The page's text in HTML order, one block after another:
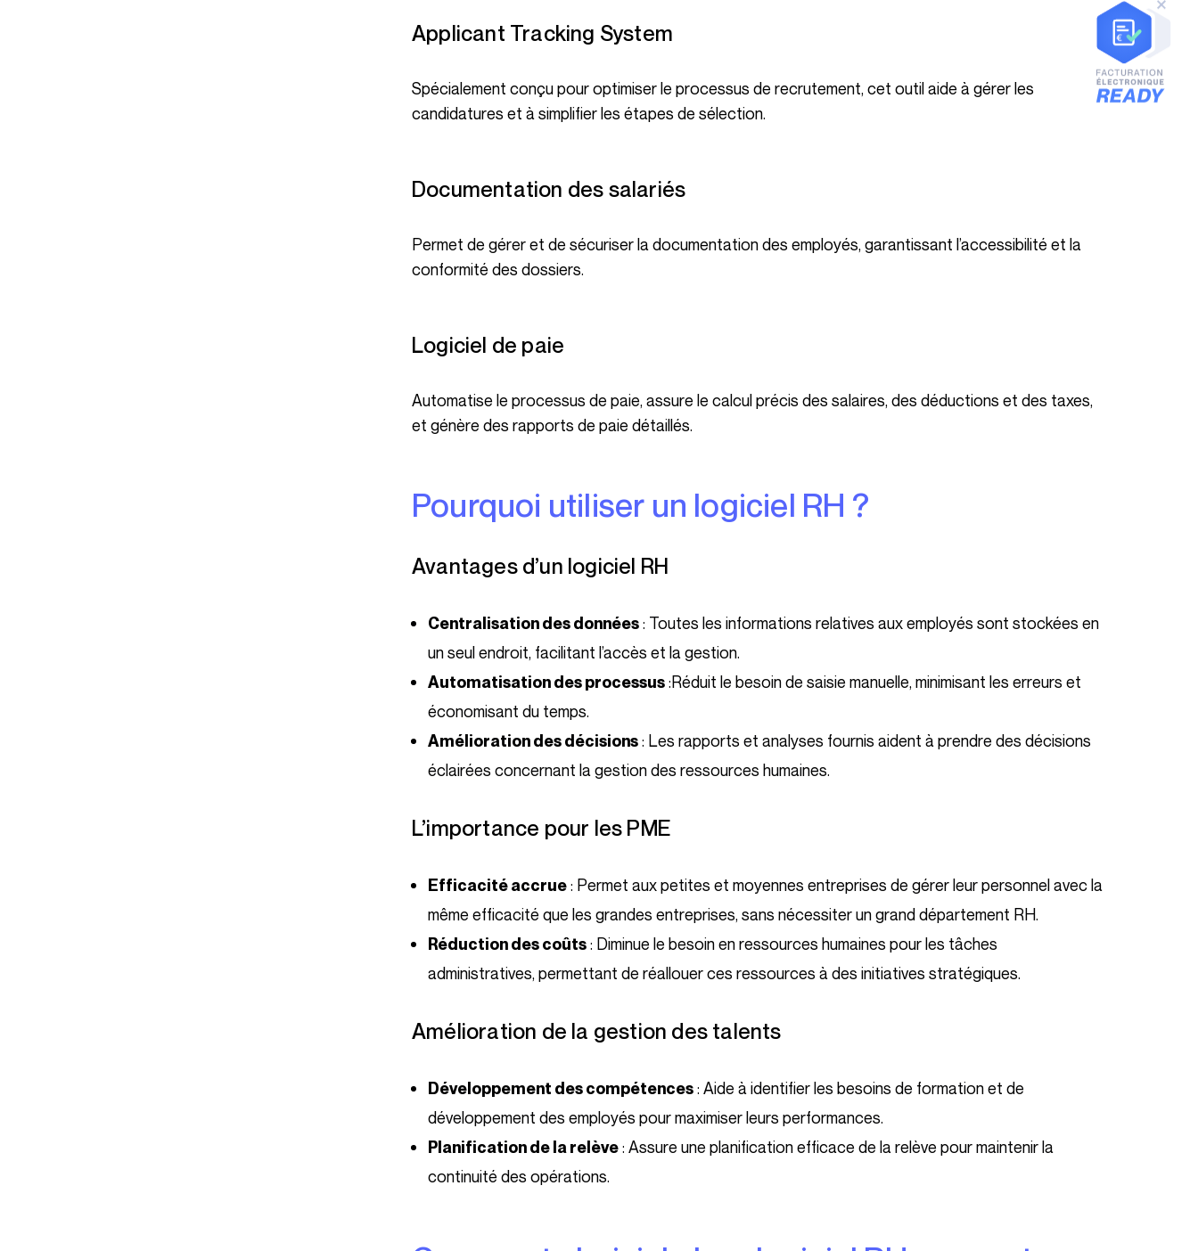
Applicant Tracking System
Spécialement conçu pour optimiser le processus de recrutement, cet outil aide à gérer les
candidatures et à simplifier les étapes de sélection.
Documentation des salariés
Permet de gérer et de sécuriser la documentation des employés, garantissant l’accessibilité et la
conformité des dossiers.
Logiciel de paie
Automatise le processus de paie, assure le calcul précis des salaires, des déductions et des taxes,
et génère des rapports de paie détaillés.
Pourquoi utiliser un logiciel RH ?
Avantages d’un logiciel RH
Centralisation des données: Toutes les informations relatives aux employés sont stockées en
un seul endroit, facilitant l’accès et la gestion.
Automatisation des processus:Réduit le besoin de saisie manuelle, minimisant les erreurs et
économisant du temps.
Amélioration des décisions: Les rapports et analyses fournis aident à prendre des décisions
éclairées concernant la gestion des ressources humaines.
L’importance pour les PME
Efficacité accrue: Permet aux petites et moyennes entreprises de gérer leur personnel avec la
même efficacité que les grandes entreprises, sans nécessiter un grand département RH.
Réduction des coûts: Diminue le besoin en ressources humaines pour les tâches
administratives, permettant de réallouer ces ressources à des initiatives stratégiques.
Amélioration de la gestion des talents
Développement des compétences: Aide à identifier les besoins de formation et de
développement des employés pour maximiser leurs performances.
Planification de la relève: Assure une planification efficace de la relève pour maintenir la
continuité des opérations.